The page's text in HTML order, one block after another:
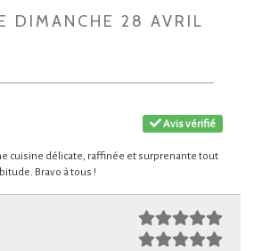
DIMANCHE 28 AVRIL
Avis vérifié
cuisine délicate, raffinée et surprenante tout
Bravo à tous !